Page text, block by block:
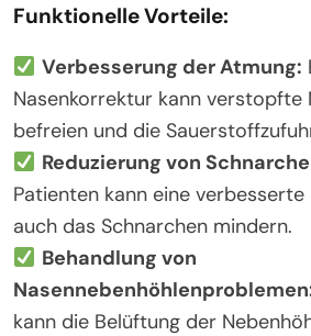
Funktionelle Vorteile:
Verbesserung der Atmung:
Nasenkorrektur kann verstopfte
befreien und die
Reduzierung von
Patienten kann eine
auch das Schnarchen mindern.
Behandlung von
kann die Belüftung der